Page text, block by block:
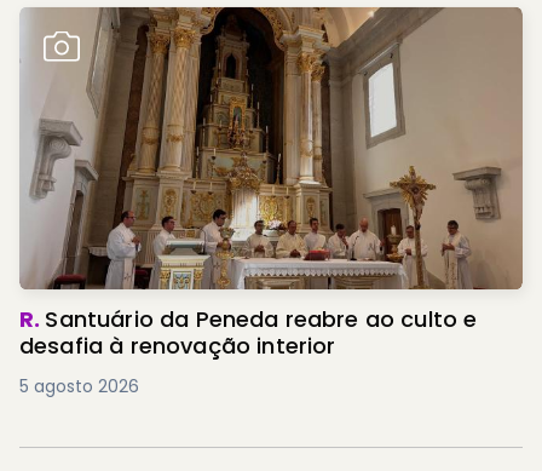
R. Santuário da Peneda reabre ao culto e
desafia à renovação interior
5 agosto 2026